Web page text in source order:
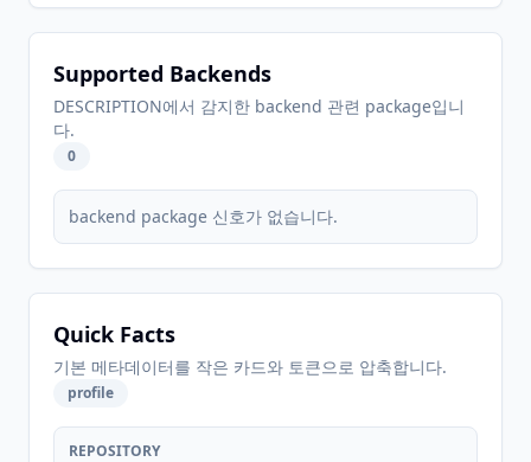
Supported Backends
DESCRIPTION에서 감지한 backend 관련 package입니
다.
0
backend package 신호가 없습니다.
Quick Facts
기본 메타데이터를 작은 카드와 토큰으로 압축합니다.
profile
REPOSITORY